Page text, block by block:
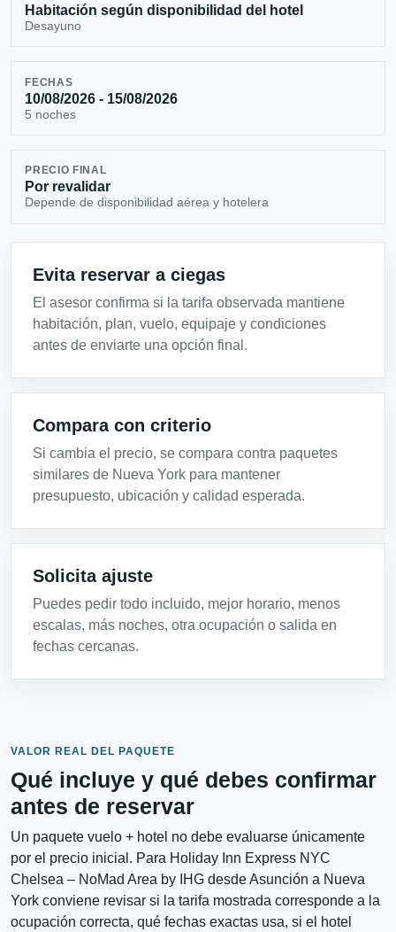
Habitación según disponibilidad del hotel
Desayuno
FECHAS
10/08/2026 - 15/08/2026
5 noches
PRECIO FINAL
Por revalidar
Depende de disponibilidad aérea y hotelera
Evita reservar a ciegas
El asesor confirma si la tarifa observada mantiene
habitación, plan, vuelo, equipaje y condiciones
antes de enviarte una opción final.
Compara con criterio
Si cambia el precio, se compara contra paquetes
similares de Nueva York para mantener
presupuesto, ubicación y calidad esperada.
Solicita ajuste
Puedes pedir todo incluido, mejor horario, menos
escalas, más noches, otra ocupación o salida en
fechas cercanas.
VALOR REAL DEL PAQUETE
Qué incluye y qué debes confirmar
antes de reservar
Un paquete vuelo + hotel no debe evaluarse únicamente
por el precio inicial. Para Holiday Inn Express NYC
Chelsea – NoMad Area by IHG desde Asunción a Nueva
York conviene revisar si la tarifa mostrada corresponde a la
ocupación correcta, qué fechas exactas usa, si el hotel